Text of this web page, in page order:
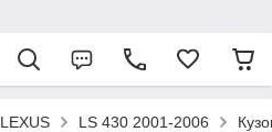
LEXUS LS 430 2001-2006